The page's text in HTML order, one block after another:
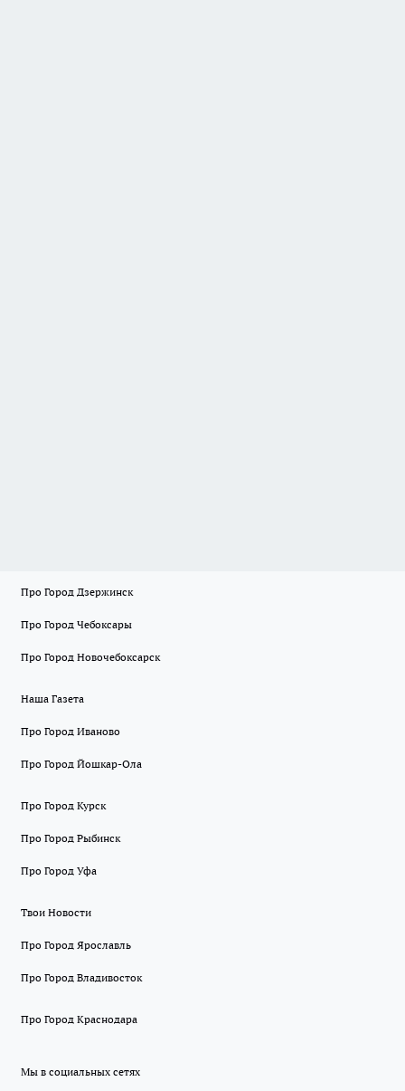
Про Город Дзержинск
Про Город Чебоксары
Про Город Новочебоксарск
Наша Газета
Про Город Иваново
Про Город Йошкар-Ола
Про Город Курск
Про Город Рыбинск
Про Город Уфа
Твои Новости
Про Город Ярославль
Про Город Владивосток
Про Город Краснодара
Мы в социальных сетях